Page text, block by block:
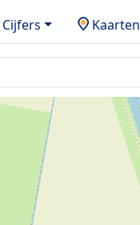
Cijfers Kaarten